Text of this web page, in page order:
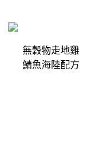
無穀物走地雞
鯖魚海陸配方